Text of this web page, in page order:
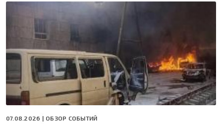
07.08.2026 | ОБЗОР СОБЫТИЙ